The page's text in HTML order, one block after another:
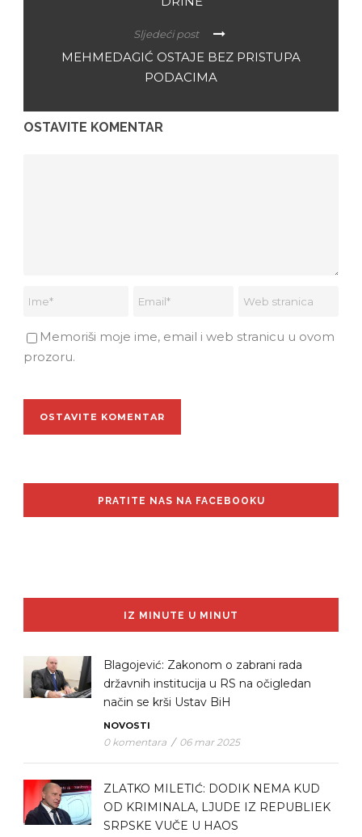
Sljedeći post
MEHMEDAGIĆ OSTAJE BEZ PRISTUPA
PODACIMA
OSTAVITE KOMENTAR
Memoriši moje ime, email i web stranicu u ovom
prozoru.
PRATITE NAS NA FACEBOOKU
IZ MINUTE U MINUT
Blagojević: Zakonom o zabrani rada
državnih institucija u RS na očigledan
način se krši Ustav BiH
NOVOSTI
0 komentara / 06 mar 2025
ZLATKO MILETIĆ: DODIK NEMA KUD
OD KRIMINALA, LJUDE IZ REPUBLIEK
SRPSKE VUČE U HAOS